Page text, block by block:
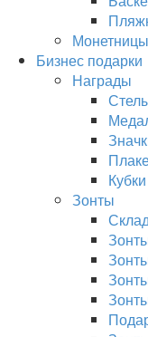
Монетницы
Бизнес подарки
Награды
Кубки
Зонты